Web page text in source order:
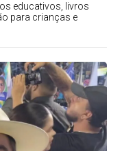
educativos, livros
para crianças e